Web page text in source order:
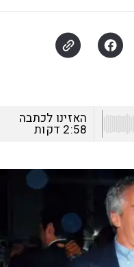
האזינו לכתבה
2:58 דקות